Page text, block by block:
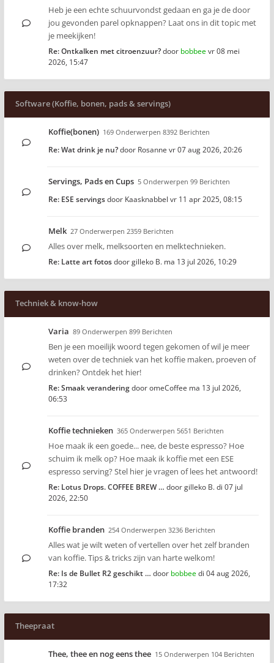
Heb je een echte schuurvondst gedaan en ga je de door
jou gevonden parel opknappen? Laat ons in dit topic met
je meekijken!
Re: Ontkalken met citroenzuur?door bobbeevr 08 mei
2026, 15:47
Software (Koffie, bonen, pads & servings)
Koffie(bonen) 169 Onderwerpen 8392 Berichten
Re: Wat drink je nu?door Rosanne vr 07 aug 2026, 20:26
Servings, Pads en Cups 5 Onderwerpen 99 Berichten
Re: ESE servingsdoor Kaasknabbel vr 11 apr 2025, 08:15
Melk 27 Onderwerpen 2359 Berichten
Alles over melk, melksoorten en melktechnieken.
Re: Latte art fotosdoorgilleko B. ma 13 jul 2026, 10:29
Techniek & know-how
Varia 89 Onderwerpen 899 Berichten
Ben je een moeilijk woord tegen gekomen of wil je meer
weten over de techniek van het koffie maken, proeven of
drinken? Ontdek het hier!
Re: Smaak veranderingdooromeCoffee ma 13 jul 2026,
06:53
Koffie technieken 365 Onderwerpen 5651 Berichten
Hoe maak ik een goede... nee, de beste espresso? Hoe
schuim ik melk op? Hoe maak ik koffie met een ESE
espresso serving? Stel hier je vragen of lees het antwoord!
Re: Lotus Drops. COFFEE BREW … doorgilleko B.di 07 jul
2026, 22:50
Koffie branden 254 Onderwerpen 3236 Berichten
Alles wat je wilt weten of vertellen over het zelf branden
van koffie. Tips & tricks zijn van harte welkom!
Re: Is de Bullet R2 geschikt … door bobbeedi 04 aug 2026,
17:32
Theepraat
Thee, thee en nog eens thee 15 Onderwerpen 104 Berichten